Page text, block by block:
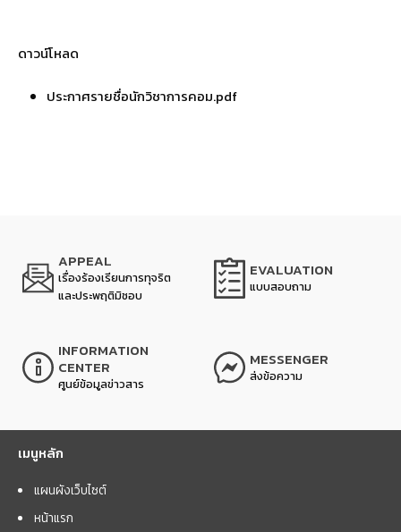
ดาวน์โหลด
ประกาศรายชื่อนักวิชาการคอม.pdf
APPEAL
เรื่องร้องเรียนการทุจริต
และประพฤติมิชอบ
EVALUATION
แบบสอบถาม
INFORMATION
CENTER
ศูนย์ข้อมูลข่าวสาร
MESSENGER
ส่งข้อความ
เมนูหลัก
แผนผังเว็บไซต์
หน้าแรก